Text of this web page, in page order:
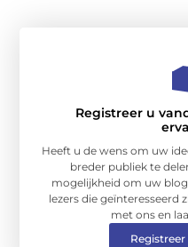
Registreer u
Heeft u de wens om uw
breder publiek te
mogelijkheid om uw
lezers die geïnteresseerd
met ons en